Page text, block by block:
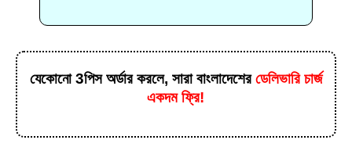
যেকোনো 3পিস অর্ডার করলে, সারা বাংলাদেশেরডেলিভারি চার্জ
একদম ফ্রি!